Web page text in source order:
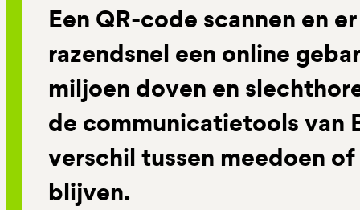
Een QR-code scannen en
razendsnel een online
miljoen doven en
de communicatietools van
verschil tussen meedoen
blijven.